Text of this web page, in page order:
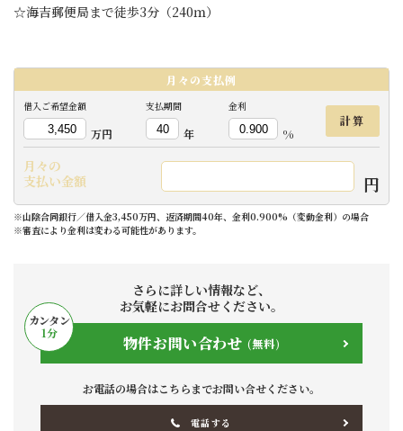
☆海吉郵便局まで徒歩3分（240ｍ）
月々の支払例
借入ご希望金額
万円
支払期間
年
金利
%
計算
月々の
支払い金額
円
※山陰合同銀行／借入金3,450万円、返済期間40年、金利0.900%（変動金利）の場合
※審査により金利は変わる可能性があります。
さらに詳しい情報など、
お気軽にお問合せください。
カンタン
1分
物件お問い合わせ (無料)
お電話の場合はこちらまでお問い合せください。
電話する